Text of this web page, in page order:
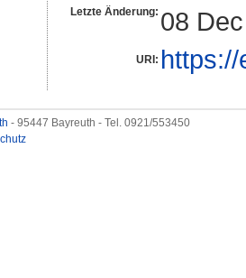
Letzte Änderung: 08
URI:
- 95447 Bayreuth - Tel. 0921/553450